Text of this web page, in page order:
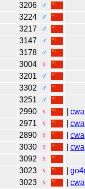
3206
♂
3224
♂
3217
♂
3147
♂
3178
♂
3004
♀
3201
♂
3302
♂
3251
♂
2990 ♀ |cwa
2971 ♀ |cwa
2890 ♀ |cwa
3030 ♀ |cwa
3092
♀
3023 ♀ |
3023 ♀ |cwa